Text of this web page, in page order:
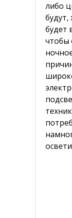
Для дома
Декор
либо
будут,
будет
чтобы